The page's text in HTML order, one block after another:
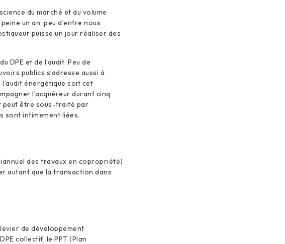
du marché et du volume
un an, peu d’entre nous
puisse un jour réaliser des
DPE et de l’audit. Peu de
publics s’adresse aussi à
énergétique soit cet
l’acquéreur durant cinq
peut être sous-traité par
sont intimement liées.
des travaux en copropriété)
autant que la transaction dans
de développement
collectif, le PPT (Plan